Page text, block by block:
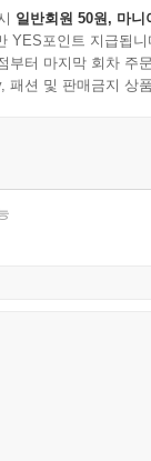
일반회원 50원, 마니
YES포인트 지급됩니
부터 마지막 회차 주
패션 및 판매금지 상